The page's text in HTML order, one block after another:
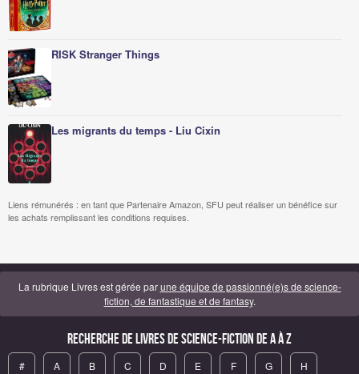
RISK Stranger Things
Les migrants du temps - Liu Cixin
Liens rémunérés : en tant que Partenaire Amazon, SFU peut réaliser un bénéfice sur
les achats remplissant les conditions requises.
La rubrique Livres est gérée parune équipe de passionné(e)s de science-
fiction, de fantastique et de fantasy.
Recherche de Livres de science-fiction de A à Z
# A B C D E F G H